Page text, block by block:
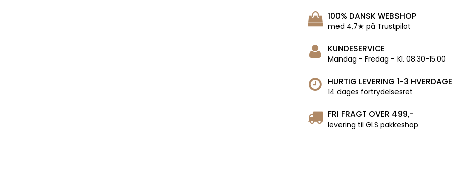
FRI FRAGT OVER 499,-
levering til GLS pakkeshop
HURTIG LEVERING 1-3 HVERDAGE
14 dages fortrydelsesret
KUNDESERVICE
Mandag - Fredag - Kl. 08.30-15.00
100% DANSK WEBSHOP
med 4,7★ på Trustpilot